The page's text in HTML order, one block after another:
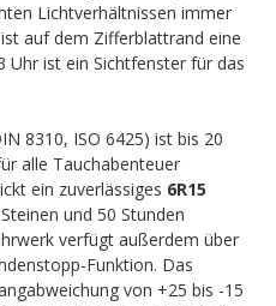
Lichtverhältnissen immer
auf dem Zifferblattrand eine
Uhr ist ein Sichtfenster für das
8310, ISO 6425) ist bis 20
alle Tauchabenteuer
ein zuverlässiges 6R15
und 50 Stunden
verfügt außerdem über
Funktion. Das
von +25 bis -15